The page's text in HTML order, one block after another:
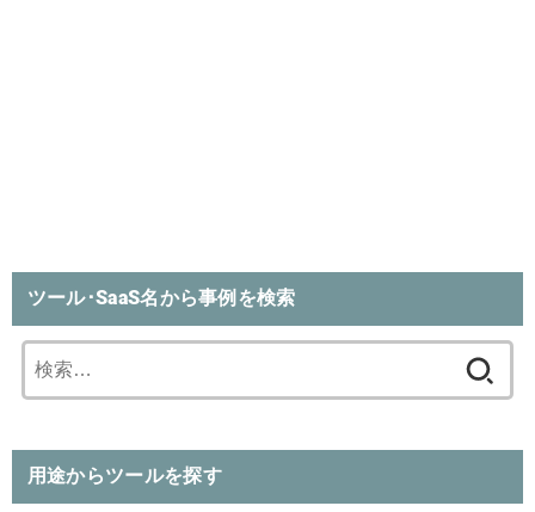
ツール･SaaS名から事例を検索
索:
用途からツールを探す